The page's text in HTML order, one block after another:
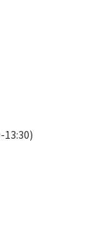
13:30)